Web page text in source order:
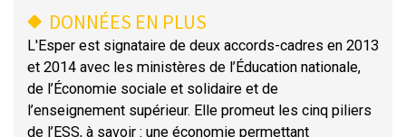
DONNÉES EN PLUS
L'Esper est signataire de deux accords-cadres en 2013
et 2014 avec les ministères de l’Éducation nationale,
de l’Économie sociale et solidaire et de
l’enseignement supérieur. Elle promeut les cinq piliers
de l’ESS, à savoir : une économie permettant